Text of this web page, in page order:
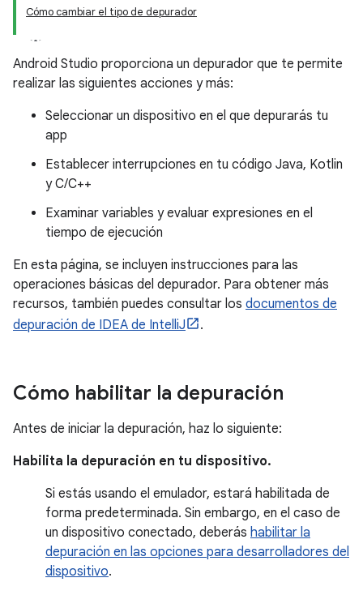
Cómo cambiar el tipo de depurador
Android Studio proporciona un depurador que te permite
realizar las siguientes acciones y más:
Seleccionar un dispositivo en el que depurarás tu
app
Establecer interrupciones en tu código Java, Kotlin
y C/C++
Examinar variables y evaluar expresiones en el
tiempo de ejecución
En esta página, se incluyen instrucciones para las
operaciones básicas del depurador. Para obtener más
recursos, también puedes consultar los documentos de
depuración de IDEA de IntelliJ
.
Cómo habilitar la depuración
Antes de iniciar la depuración, haz lo siguiente:
Habilita la depuración en tu dispositivo.
Si estás usando el emulador, estará habilitada de
forma predeterminada. Sin embargo, en el caso de
un dispositivo conectado, deberás habilitar la
depuración en las opciones para desarrolladores del
dispositivo.